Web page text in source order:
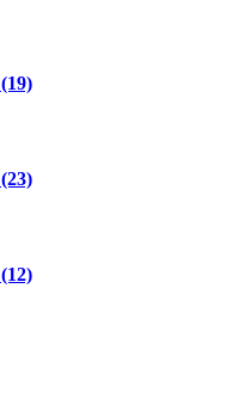
(19)
(23)
(12)